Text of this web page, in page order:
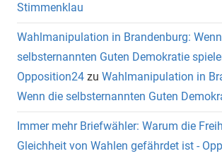
Stimmenklau
Wahlmanipulation in Brandenburg:
selbsternannten Guten Demokratie
Opposition24 zu Wahlmanipulation in
Wenn die selbsternannten Guten
Immer mehr Briefwähler: Warum die
Gleichheit von Wahlen gefährdet ist -